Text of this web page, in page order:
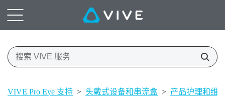
VIVE Pro Eye 支持 > 头戴式设备和串流盒 > 产品护理和维